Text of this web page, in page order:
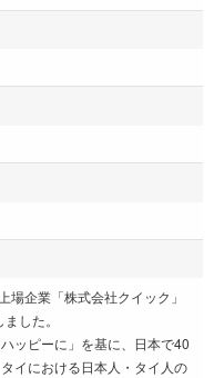
企業「株式会社クイック」
した。
ッピーに」を基に、日本で40
イにおける日本人・タイ人の